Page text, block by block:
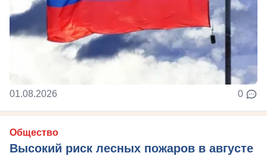
01.08.2026 0
Общество
Высокий риск лесных пожаров в августе